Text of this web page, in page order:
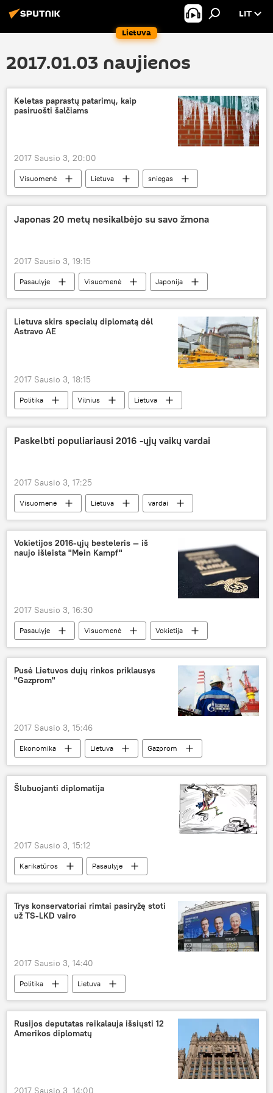
Lietuva
LIT
2017.01.03 naujienos
Keletas paprastų patarimų, kaip
pasiruošti šalčiams
2017 Sausio 3, 20:00
Visuomenė Lietuva
sniegas
šaltis
pūga orai
Japonas 20 metų nesikalbėjo su savo žmona
2017 Sausio 3, 19:15
Pasaulyje Visuomenė
Japonija
sutuoktiniai
Lietuva skirs specialų diplomatą dėl
Astravo AE
2017 Sausio 3, 18:15
Politika Vilnius
Lietuva
Linas Linkevičius
Tarptautinė atominės energijos agentūra
Paskelbti populiariausi 2016 -ųjų vaikų vardai
2017 Sausio 3, 17:25
Visuomenė Lietuva vardai
Vokietijos 2016-ųjų besteleris — iš
naujo išleista "Mein Kampf"
2017 Sausio 3, 16:30
Pasaulyje Visuomenė
Vokietija
Adolfas Hitleris
knyga
Pusė Lietuvos dujų rinkos priklausys
"Gazprom"
2017 Sausio 3, 15:46
Ekonomika Lietuva
Gazprom
Lietuvos energija
Achema
Haupas
Statoil
SGD terminalas
Šlubuojanti diplomatija
2017 Sausio 3, 15:12
Karikatūros
Pasaulyje
Vladimiras Putinas
sankcijos
diplomatai
Trys konservatoriai rimtai pasiryžę stoti
už TS-LKD vairo
2017 Sausio 3, 14:40
Politika
Lietuva
Gabrielius Landsbergis
Mykolas Majauskas
Paulius Saudargas
Tėvinės sąjungos-Lietuvos krikščionių demokratai
Rusijos deputatas reikalauja išsiųsti 12
Amerikos diplomatų
2017 Sausio 3, 14:00